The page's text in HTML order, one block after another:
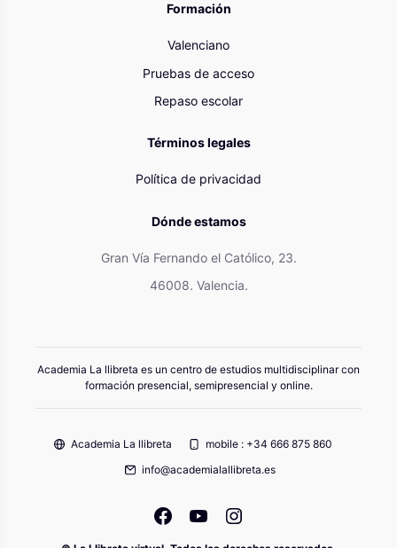
Formación
Valenciano
Pruebas de acceso
Repaso escolar
Términos legales
Política de privacidad
Dónde estamos
Gran Vía Fernando el Católico, 23.
46008. Valencia.
Academia La llibreta es un centro de estudios multidisciplinar con
formación presencial, semipresencial y online.
Academia La llibreta
mobile : +34 666 875 860
info@academialallibreta.es